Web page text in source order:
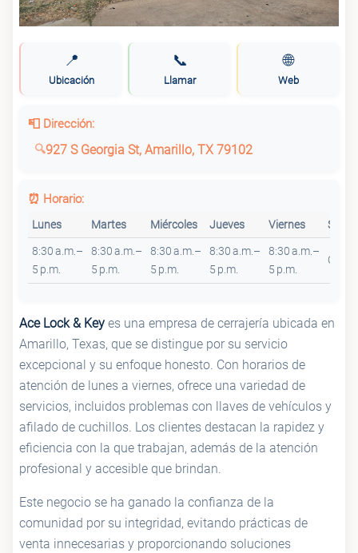
📍
Ubicación
📞
Llamar
🌐
Web
📮 Dirección:
927 S Georgia St, Amarillo, TX 79102
⏰ Horario:
Lunes Martes Miércoles Jueves Viernes
8:30 a.m.–
5 p.m.
8:30 a.m.–
5 p.m.
8:30 a.m.–
5 p.m.
8:30 a.m.–
5 p.m.
8:30 a.m.–
5 p.m.
Ace Lock & Key es una empresa de cerrajería ubicada en
Amarillo, Texas, que se distingue por su servicio
excepcional y su enfoque honesto. Con horarios de
atención de lunes a viernes, ofrece una variedad de
servicios, incluidos problemas con llaves de vehículos y
afilado de cuchillos. Los clientes destacan la rapidez y
eficiencia con la que trabajan, además de la atención
profesional y accesible que brindan.
Este negocio se ha ganado la confianza de la
comunidad por su integridad, evitando prácticas de
venta innecesarias y proporcionando soluciones